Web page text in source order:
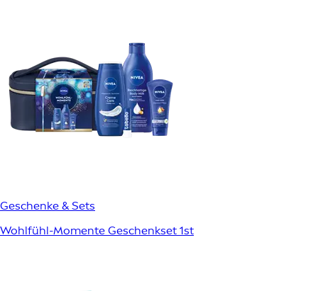
Geschenke & Sets
Wohlfühl-Momente Geschenkset 1st